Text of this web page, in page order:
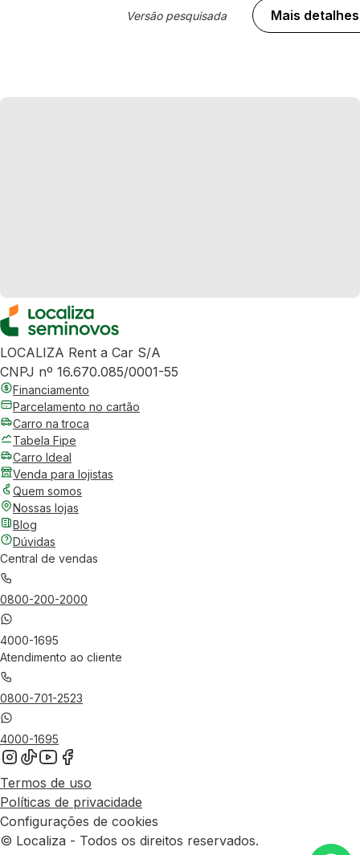
Versão pesquisada Mais detalhes
LOCALIZA Rent a Car S/A
CNPJ nº 16.670.085/0001-55
Financiamento
Parcelamento no cartão
Carro na troca
Tabela Fipe
Carro Ideal
Venda para lojistas
Quem somos
Nossas lojas
Blog
Dúvidas
Central de vendas
0800-200-2000
4000-1695
Atendimento ao cliente
0800-701-2523
4000-1695
Termos de uso
Políticas de privacidade
Configurações de cookies
© Localiza - Todos os direitos reservados.